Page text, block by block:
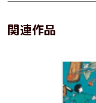
関連作品